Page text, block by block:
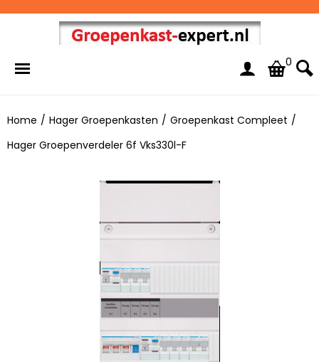
0
Home / Hager Groepenkasten / Groepenkast Compleet /
Hager Groepenverdeler 6f Vks330l-F